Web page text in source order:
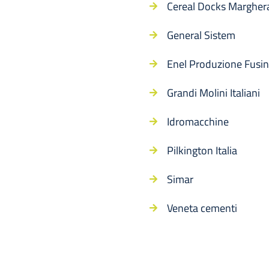
Cereal Docks
General Sistem
Enel Produzione
Grandi Molini Italiani
Idromacchine
Pilkington Italia
Simar
Veneta cementi